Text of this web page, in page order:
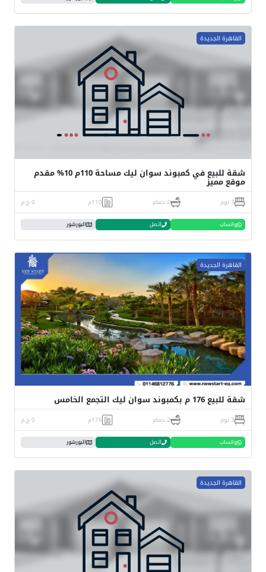
القاهرة الجديدة
شقة للبيع في كمبوند سوان ليك مساحة 110م 10% مقدم
موقع مميز
3 نوم 2 حمام 110م 0 ج.م
واتساب اتصل البورشور
القاهرة الجديدة
شقة للبيع 176 م بكمبوند سوان ليك التجمع الخامس
3 نوم 2 حمام 176م 0 ج.م
واتساب اتصل البورشور
القاهرة الجديدة